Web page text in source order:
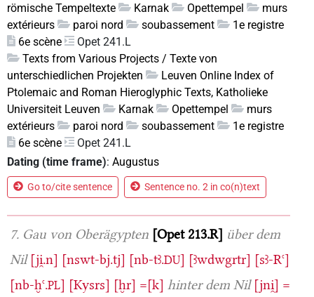
römische Tempeltexte
Karnak Opettempel
murs
extérieurs
paroi nord soubassement
1e registre
6e scène
Opet 241.L
Texts from Various Projects / Texte von
unterschiedlichen Projekten
Leuven Online Index of
Ptolemaic and Roman Hieroglyphic Texts, Katholieke
Universiteit Leuven
Karnak Opettempel
murs
extérieurs
paroi nord soubassement
1e registre
6e scène
Opet 241.L
Dating (time frame): Augustus
Go to/cite sentence Sentence no. 2 in co(n)text
7. Gau von Oberägypten Opet 213.R
über dem
Nil [ji̯.n] [nswt-bj.tj] [nb-tꜣ.DU] [ꜣwdwgrtr] [sꜣ-Rꜥ]
[nb-ḫꜥ.PL] [Kysrs] [ḫr] =[k] hinter dem Nil [jni̯] =